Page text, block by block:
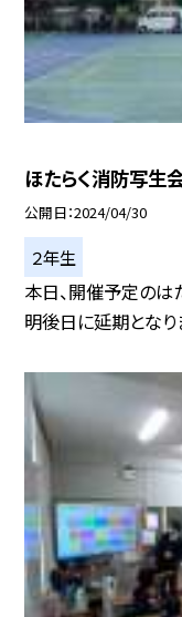
ほたらく消防写生
公開日 2024/04/30
２年生
本日、開催予定のは
明後日に延期となり